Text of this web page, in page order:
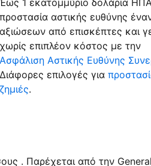
Έως 1 εκατομμύριο δολάρια
προστασία αστικής ευθύνης
αξιώσεων από επισκέπτες και
χωρίς επιπλέον κόστος με την
Ασφάλιση Αστικής Ευθύνης
Διάφορες επιλογές για
ζημιές.
. Παρέχεται από την